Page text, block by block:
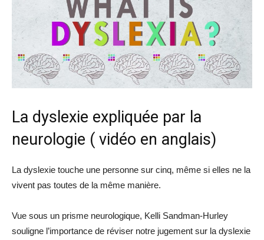
La dyslexie expliquée par la
neurologie ( vidéo en anglais)
La dyslexie touche une personne sur cinq, même si elles ne la
vivent pas toutes de la même manière.
Vue sous un prisme neurologique, Kelli Sandman-Hurley
souligne l’importance de réviser notre jugement sur la dyslexie